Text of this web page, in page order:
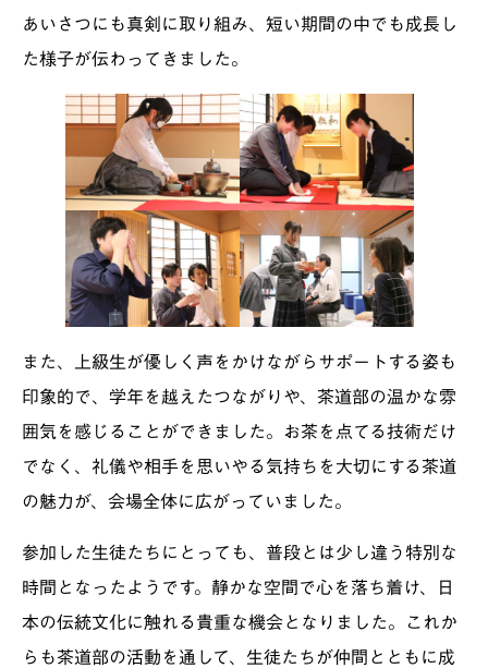
あいさつにも真剣に取り組み、短い期間の中でも成長し
た様子が伝わってきました。
また、上級生が優しく声をかけながらサポートする姿も
印象的で、学年を越えたつながりや、茶道部の温かな雰
囲気を感じることができました。お茶を点てる技術だけ
でなく、礼儀や相手を思いやる気持ちを大切にする茶道
の魅力が、会場全体に広がっていました。
参加した生徒たちにとっても、普段とは少し違う特別な
時間となったようです。静かな空間で心を落ち着け、日
本の伝統文化に触れる貴重な機会となりました。これか
らも茶道部の活動を通して、生徒たちが仲間とともに成